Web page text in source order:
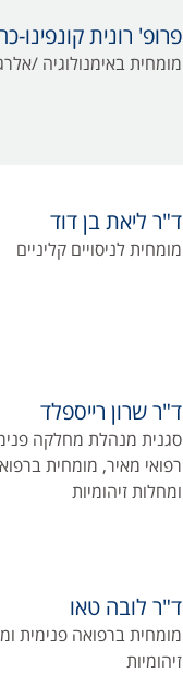
פרופ' רונית קונפינו-
מומחית באימנולוגיה /
ד"ר ליאת בן דוד
מומחית לניסויים קליניים
ד"ר שרון רייספלד
סגנית מנהלת מחלקה
רפואי מאיר, מומחית
ומחלות זיהומיות
ד"ר לובה טאו
מומחית ברפואה פנימית
זיהומיות